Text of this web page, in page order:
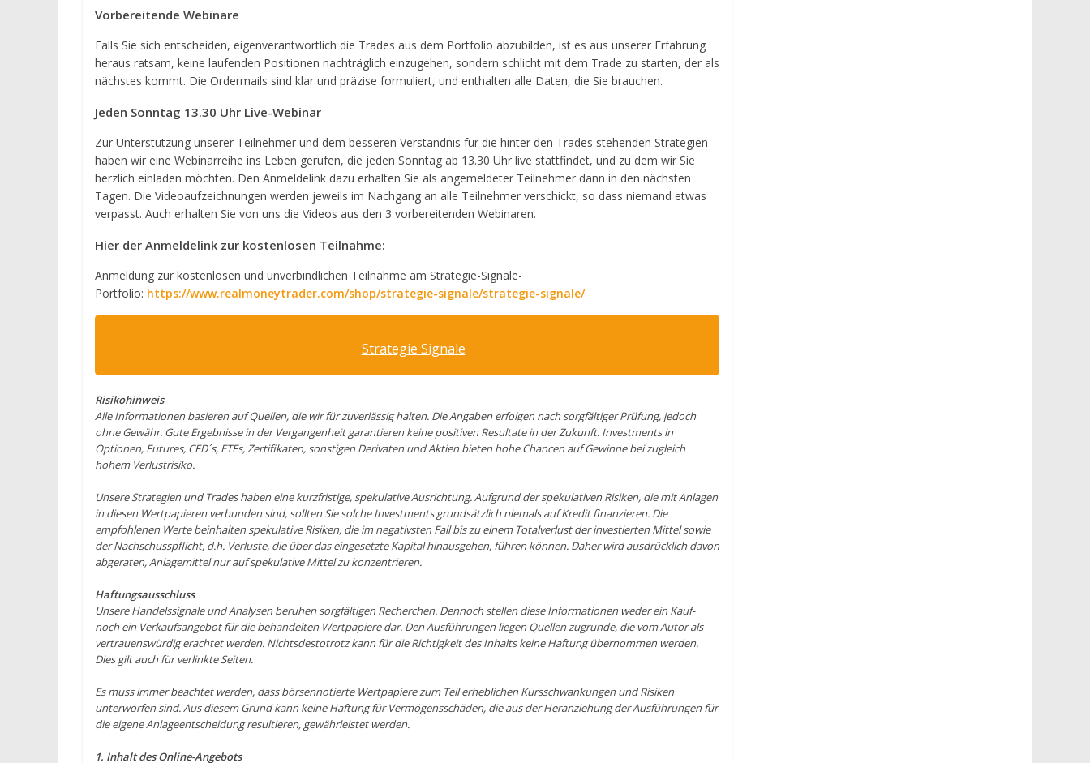
Vorbereitende Webinare
Falls Sie sich entscheiden, eigenverantwortlich die Trades aus dem Portfolio abzubilden, ist es aus unserer Erfahrung
heraus ratsam, keine laufenden Positionen nachträglich einzugehen, sondern schlicht mit dem Trade zu starten, der als
nächstes kommt. Die Ordermails sind klar und präzise formuliert, und enthalten alle Daten, die Sie brauchen.
Jeden Sonntag 13.30 Uhr Live-Webinar
Zur Unterstützung unserer Teilnehmer und dem besseren Verständnis für die hinter den Trades stehenden Strategien
haben wir eine Webinarreihe ins Leben gerufen, die jeden Sonntag ab 13.30 Uhr live stattfindet, und zu dem wir Sie
herzlich einladen möchten. Den Anmeldelink dazu erhalten Sie als angemeldeter Teilnehmer dann in den nächsten
Tagen. Die Videoaufzeichnungen werden jeweils im Nachgang an alle Teilnehmer verschickt, so dass niemand etwas
verpasst. Auch erhalten Sie von uns die Videos aus den 3 vorbereitenden Webinaren.
Hier der Anmeldelink zur kostenlosen Teilnahme:
Anmeldung zur kostenlosen und unverbindlichen Teilnahme am Strategie-Signale-
Portfolio: https://www.realmoneytrader.com/shop/strategie-signale/strategie-signale/
Strategie Signale
Risikohinweis
Alle Informationen basieren auf Quellen, die wir für zuverlässig halten. Die Angaben erfol­gen nach sorgfältiger Prüfung, jedoch
ohne Gewähr. Gute Ergebnisse in der Vergangenheit garantieren keine positiven Resultate in der Zukunft. Investments in
Optionen, Futures, CFD´s, ETFs, Zertifikaten, sonstigen Derivaten und Aktien bieten hohe Chancen auf Gewinne bei zugleich
hohem Verlustrisiko.
Unsere Strategien und Trades haben eine kurzfristige, spekulative Ausrichtung. Aufgrund der spekulativen Risiken, die mit Anlagen
in diesen Wertpapieren verbunden sind, sollten Sie solche Investments grundsätzlich niemals auf Kredit finanzieren. Die
empfohlenen Werte beinhalten spekulative Risiken, die im negativsten Fall bis zu einem Totalverlust der investierten Mittel sowie
der Nachschusspflicht, d.h. Verluste, die über das eingesetzte Kapital hinausgehen, führen können. Daher wird ausdrücklich davon
abgeraten, Anlagemittel nur auf spekulative Mittel zu konzentrieren.
Haftungsausschluss
Unsere Handelssignale und Analysen beruhen sorgfältigen Recherchen. Dennoch stellen diese Informationen weder ein Kauf-
noch ein Verkaufsangebot für die behandelten Wertpapiere dar. Den Ausführungen liegen Quellen zugrunde, die vom Autor als
vertrauenswürdig erachtet werden. Nichtsdestotrotz kann für die Richtigkeit des Inhalts keine Haftung übernommen werden.
Dies gilt auch für verlinkte Seiten.
Es muss immer beachtet werden, dass börsennotierte Wertpapiere zum Teil erheblichen Kursschwankungen und Risiken
unterworfen sind. Aus diesem Grund kann keine Haftung für Vermögensschäden, die aus der Heranziehung der Ausführungen für
die eigene Anlageentscheidung resultieren, gewährleistet werden.
1. Inhalt des Online-Angebots